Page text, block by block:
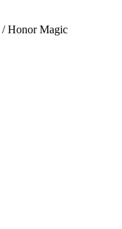
/ Honor Magic